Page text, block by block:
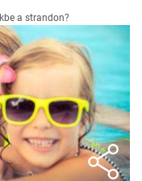
a strandon?